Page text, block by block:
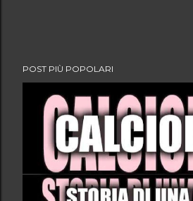
POST PIÙ POPOLARI